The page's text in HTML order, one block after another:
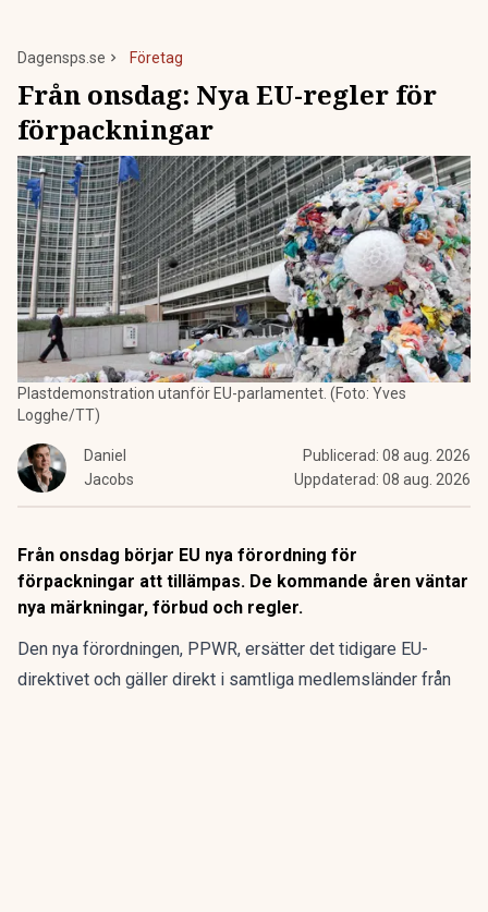
Dagensps.se Företag
Från onsdag: Nya EU-regler för
förpackningar
Plastdemonstration utanför EU-parlamentet. (Foto: Yves
Logghe/TT)
Daniel
Jacobs
Publicerad: 08 aug. 2026
Uppdaterad: 08 aug. 2026
Från onsdag börjar EU nya förordning för
förpackningar att tillämpas. De kommande åren väntar
nya märkningar, förbud och regler.
Den nya förordningen, PPWR, ersätter det tidigare EU-
direktivet och gäller direkt i samtliga medlemsländer från